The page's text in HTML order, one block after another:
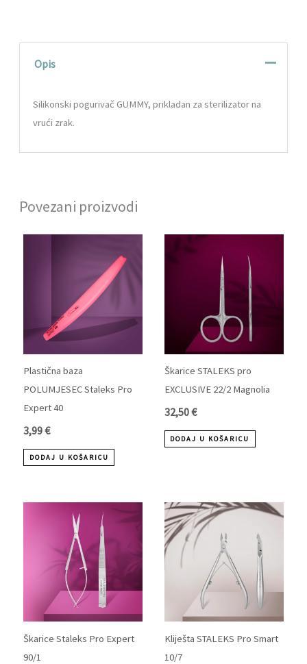
Opis
Silikonski pogurivač GUMMY, prikladan za sterilizator na
vrući zrak.
Povezani proizvodi
Plastična baza
POLUMJESEC Staleks Pro
Expert 40
3,99€
DODAJ U KOŠARICU
Škarice STALEKS pro
EXCLUSIVE 22/2 Magnolia
32,50€
DODAJ U KOŠARICU
Škarice Staleks Pro Expert
90/1
Kliješta STALEKS Pro Smart
10/7